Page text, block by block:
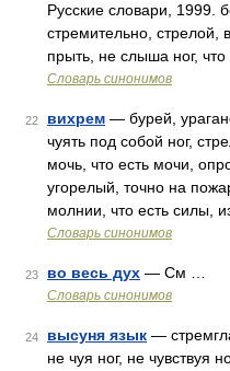
Русские словари, 1999.
стремительно, стрелой,
прыть, не слыша ног,
Словарь синонимов
22 вихрем — бурей,
чуять под собой ног,
мочь, что есть мочи,
угорелый, точно на
молнии, что есть силы,
Словарь синонимов
23 во весь дух — См …
Словарь синонимов
24 высуня язык —
не чуя ног, не чувствуя